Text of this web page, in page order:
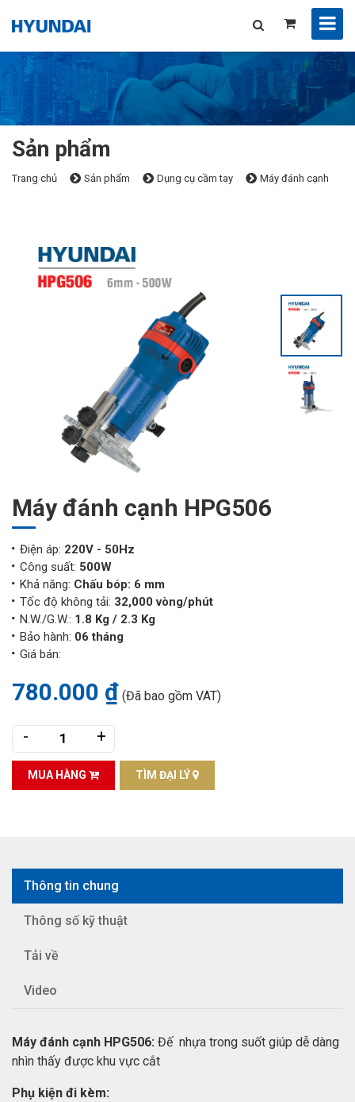
Sản phẩm
Trang chủ Sản phẩm Dụng cụ cầm tay Máy đánh cạnh
Máy đánh cạnh HPG506
Điện áp: 220V - 50Hz
Công suất: 500W
Khả năng: Chấu bóp: 6 mm
Tốc độ không tải: 32,000 vòng/phút
N.W./G.W.: 1.8 Kg / 2.3 Kg
Bảo hành: 06 tháng
Giá bán:
780.000 ₫ (Đã bao gồm VAT)
- +
MUA HÀNG TÌM ĐẠI LÝ
Thông tin chung
Thông số kỹ thuật
Tải về
Video
Máy đánh cạnh HPG506: Đế nhựa trong suốt giúp dễ dàng
nhìn thấy được khu vực cắt
Phụ kiện đi kèm: